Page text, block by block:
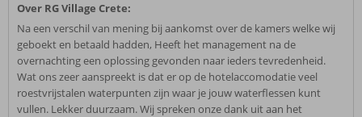
Over RG Village Crete:
Na een verschil van mening bij aankomst over de kamers welke wij
geboekt en betaald hadden, Heeft het management na de
overnachting een oplossing gevonden naar ieders tevredenheid.
Wat ons zeer aanspreekt is dat er op de hotelaccomodatie veel
roestvrijstalen waterpunten zijn waar je jouw waterflessen kunt
vullen. Lekker duurzaam. Wij spreken onze dank uit aan het